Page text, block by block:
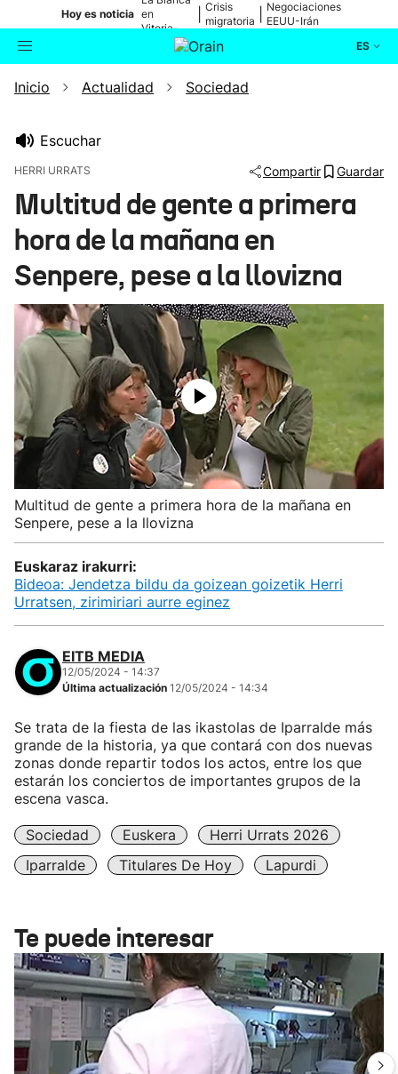
Hoy es noticia en
Vitoria-
Gasteiz
Crisis
migratoria
Negociaciones
EEUU-Irán
ES
Buscador Actualidad
Ikusmiran
Eguraldia
Inicio Actualidad Sociedad
Escuchar
HERRI URRATS Compartir Guardar
Multitud de gente a primera
hora de la mañana en
Senpere, pese a la llovizna
Multitud de gente a primera hora de la mañana en
Senpere, pese a la llovizna
Euskaraz irakurri:
Bideoa: Jendetza bildu da goizean goizetik Herri
Urratsen, zirimiriari aurre eginez
EITB MEDIA
12/05/2024 - 14:37
Última actualización 12/05/2024 - 14:34
Se trata de la fiesta de las ikastolas de Iparralde más
grande de la historia, ya que contará con dos nuevas
zonas donde repartir todos los actos, entre los que
estarán los conciertos de importantes grupos de la
escena vasca.
Sociedad Euskera
Herri Urrats 2026
Iparralde
Titulares De Hoy Lapurdi
Te puede interesar